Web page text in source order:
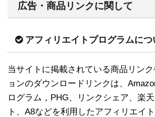
広告・商品リンクに関して
アフィリエイトプログラムにつ
当サイトに掲載されている商品リン
ョンのダウンロードリンクは、
ログラム，PHG、リンクシェア、楽
ト、A8などを利用したアフィリエイ